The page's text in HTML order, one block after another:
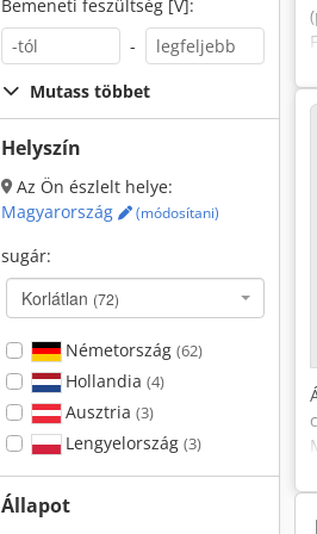
Bemeneti feszültség [V]:
-
Mutass többet
Helyszín
Az Ön észlelt helye:
Magyarország
(módosítani)
sugár:
Korlátlan (72)
Németország (62)
Hollandia (4)
Ausztria (3)
Lengyelország (3)
Állapot